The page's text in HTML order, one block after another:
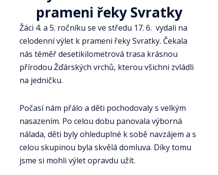
prameni řeky Svratky
Žáci 4. a 5. ročníku se ve středu 17. 6. vydali na
celodenní výlet k prameni řeky Svratky. Čekala
nás téměř desetikilometrová trasa krásnou
přírodou Žďárských vrchů, kterou všichni zvládli
na jedničku.
Počasí nám přálo a děti pochodovaly s velkým
nasazením. Po celou dobu panovala výborná
nálada, děti byly ohleduplné k sobě navzájem a s
celou skupinou byla skvělá domluva. Díky tomu
jsme si mohli výlet opravdu užít.